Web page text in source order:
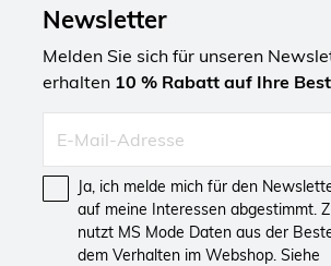
Newsletter
Melden Sie sich für unseren
erhalten 10 % Rabatt auf Ihre
Ja, ich melde mich für den
auf meine Interessen abgestimmt.
nutzt MS Mode Daten aus der
dem Verhalten im Webshop. Siehe